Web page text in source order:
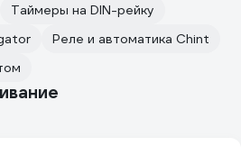
Таймеры на DIN-рейку
Реле и автоматика Chint